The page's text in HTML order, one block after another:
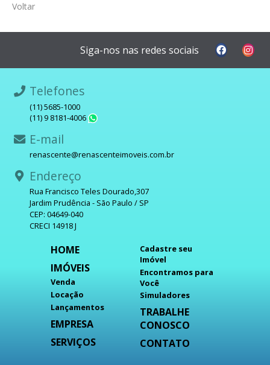
Voltar
Siga-nos nas redes sociais
Telefones
(11) 5685-1000
(11) 9 8181-4006
E-mail
renascente@renascenteimoveis.com.br
Endereço
Rua Francisco Teles Dourado,307
Jardim Prudência - São Paulo / SP
CEP: 04649-040
CRECI 14918 J
HOME
IMÓVEIS
Venda
Locação
Lançamentos
EMPRESA
SERVIÇOS
Cadastre seu
Imóvel
Encontramos para
Você
Simuladores
TRABALHE
CONOSCO
CONTATO